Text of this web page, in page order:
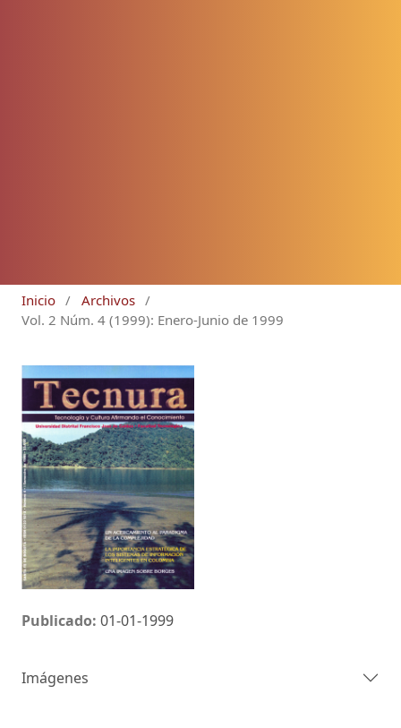
Inicio / Archivos /
Vol. 2 Núm. 4 (1999): Enero-Junio de 1999
Publicado: 01-01-1999
Imágenes